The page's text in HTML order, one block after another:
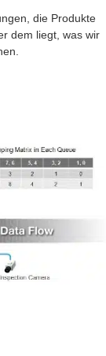
die Produkte
dem liegt, was wir